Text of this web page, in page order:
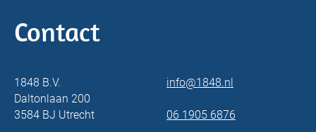
Contact
1848 B.V.
Daltonlaan 200
3584 BJ Utrecht
info@1848.nl
06 1905 6876